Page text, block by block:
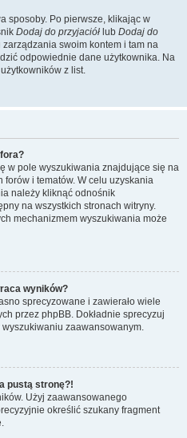
sposoby. Po pierwsze, klikając w
Dodaj do przyjaciół lub Dodaj do
swoim kontem i tam na
odpowiednie dane użytkownika. Na
z list.
w pole wyszukiwania znajdujące się na
forów i tematów. W celu uzyskania
należy kliknąć odnośnik
na wszystkich stronach witryny.
mechanizmem wyszukiwania może
wyników?
sprecyzowane i zawierało wiele
przez phpBB. Dokładnie sprecyzuj
zaawansowanym.
pustą stronę?!
Użyj zaawansowanego
określić szukany fragment